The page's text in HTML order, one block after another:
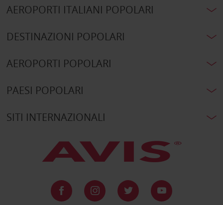
AEROPORTI ITALIANI POPOLARI
DESTINAZIONI POPOLARI
AEROPORTI POPOLARI
PAESI POPOLARI
SITI INTERNAZIONALI